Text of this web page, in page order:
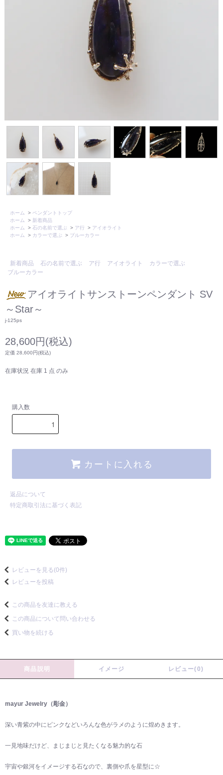
ホーム > ペンダントトップ
ホーム
> 新着商品
ホーム
> 石の名前で選ぶ > ア行 > アイオライト
ホーム
> カラーで選ぶ > ブルーカラー
新着商品 石の名前で選ぶ ア行 アイオライト
カラーで選ぶ
ブルーカラー
アイオライトサンストーンペンダント SV
～Star～
j-125ps
28,600円(税込)
定価 28,600円(税込)
在庫状況 在庫 1 点 のみ
購入数
カートに入れる
返品について
特定商取引法に基づく表記
レビューを見る(0件)
レビューを投稿
この商品を友達に教える
この商品について問い合わせる
買い物を続ける
商品説明 イメージ レビュー(0)
mayur Jewelry（彫金）
深い青紫の中にピンクなどいろんな色がラメのように煌めきます。
一見地味だけど、まじまじと見たくなる魅力的な石
宇宙や銀河をイメージする石なので、裏側や爪を星型に☆